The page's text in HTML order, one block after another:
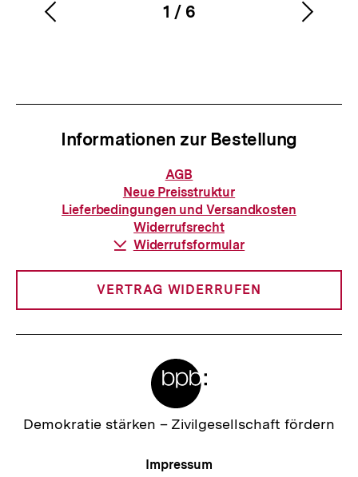
Karussellinhalt
1
von
/ 6
Vorherigen
Informationen zur Bestellung
Informationen
zur
Bestellung
AGB
Neue Preisstruktur
Lieferbedingungen und Versandkosten
Widerrufsrecht
Download-
Widerrufsformular
VERTRAG WIDERRUFEN
Zur
Demokratie stärken – Zivilgesellschaft fördern
Meta-
Impressum